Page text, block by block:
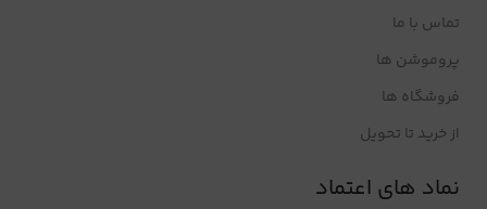
تماس با ما
پروموشن ها
فروشگاه ها
از خرید تا تحویل
نماد های اعتماد